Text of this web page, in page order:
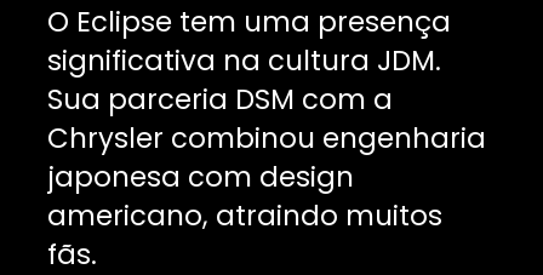
O Eclipse tem uma presença
significativa na cultura JDM.
Sua parceria DSM com a
Chrysler combinou engenharia
japonesa com design
americano, atraindo muitos
fãs.